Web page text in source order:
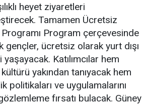
heyet ziyaretleri
Tamamen Ücretsiz
Program çerçevesinde
gençler, ücretsiz olarak yurt dışı
Katılımcılar hem
yakından tanıyacak hem
politikaları ve uygulamalarını
fırsatı bulacak. Güney